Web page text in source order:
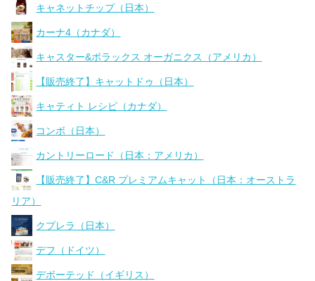
キャネットチップ（日本）
カーナ4（カナダ）
キャスター&ポラックス オーガニクス（アメリカ）
【販売終了】キャットドゥ（日本）
キャティト レシピ（カナダ）
コンボ（日本）
カントリーロード（日本：アメリカ）
【販売終了】C&R プレミアムキャット（日本：オーストラ
リア）
クプレラ（日本）
デフ（ドイツ）
デボーテッド（イギリス）